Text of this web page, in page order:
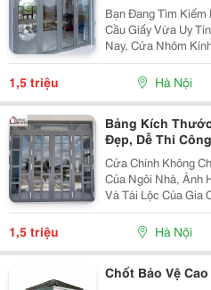
Bạn Đang Tìm
Cầu Giấy Vừa Uy
Nay, Cửa Nhôm
Hàng Đầu Của
Nhờ Tính Thẩm Mỹ
Năng...
1,5 triệu Hà Nội
Bảng Kích
Đẹp, Dễ Thi
Cửa Chính Không
Của Ngôi Nhà, Ảnh
Và Tài Lộc Của Gia
Biến Hiện Nay, Cửa
Ưa Chuộng Nhờ
1,5 triệu Hà Nội
Chốt Bảo Vệ